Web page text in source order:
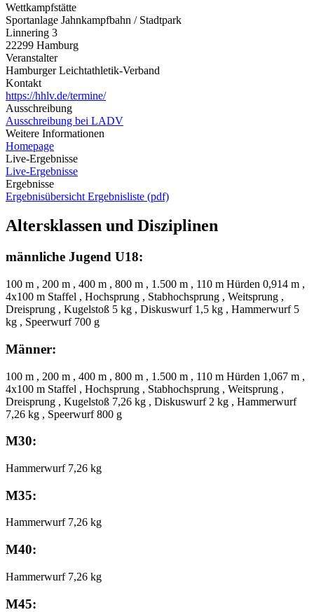
Wettkampfstätte
Sportanlage Jahnkampfbahn / Stadtpark
Linnering 3
22299 Hamburg
Veranstalter
Hamburger Leichtathletik-Verband
Kontakt
https://hhlv.de/termine/
Ausschreibung
Ausschreibung bei LADV
Weitere Informationen
Homepage
Live-Ergebnisse
Live-Ergebnisse
Ergebnisse
Ergebnisübersicht Ergebnisliste (pdf)
Altersklassen und Disziplinen
männliche Jugend U18:
100 m , 200 m , 400 m , 800 m , 1.500 m , 110 m Hürden 0,914 m ,
4x100 m Staffel , Hochsprung , Stabhochsprung , Weitsprung ,
Dreisprung , Kugelstoß 5 kg , Diskuswurf 1,5 kg , Hammerwurf 5
kg , Speerwurf 700 g
Männer:
100 m , 200 m , 400 m , 800 m , 1.500 m , 110 m Hürden 1,067 m ,
4x100 m Staffel , Hochsprung , Stabhochsprung , Weitsprung ,
Dreisprung , Kugelstoß 7,26 kg , Diskuswurf 2 kg , Hammerwurf
7,26 kg , Speerwurf 800 g
M30:
Hammerwurf 7,26 kg
M35:
Hammerwurf 7,26 kg
M40:
Hammerwurf 7,26 kg
M45: